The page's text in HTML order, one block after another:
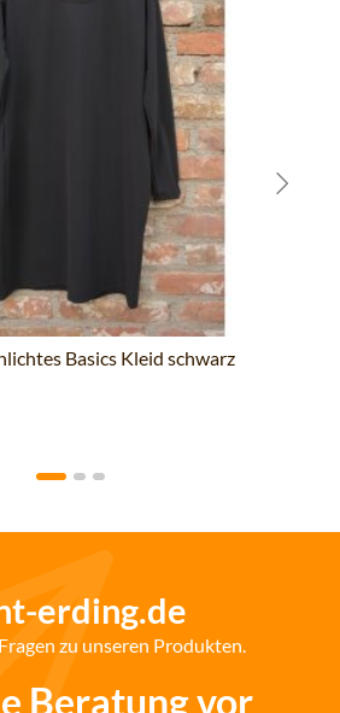
Basics Kleid schwarz
erding.de
zu unseren Produkten.
Beratung vor